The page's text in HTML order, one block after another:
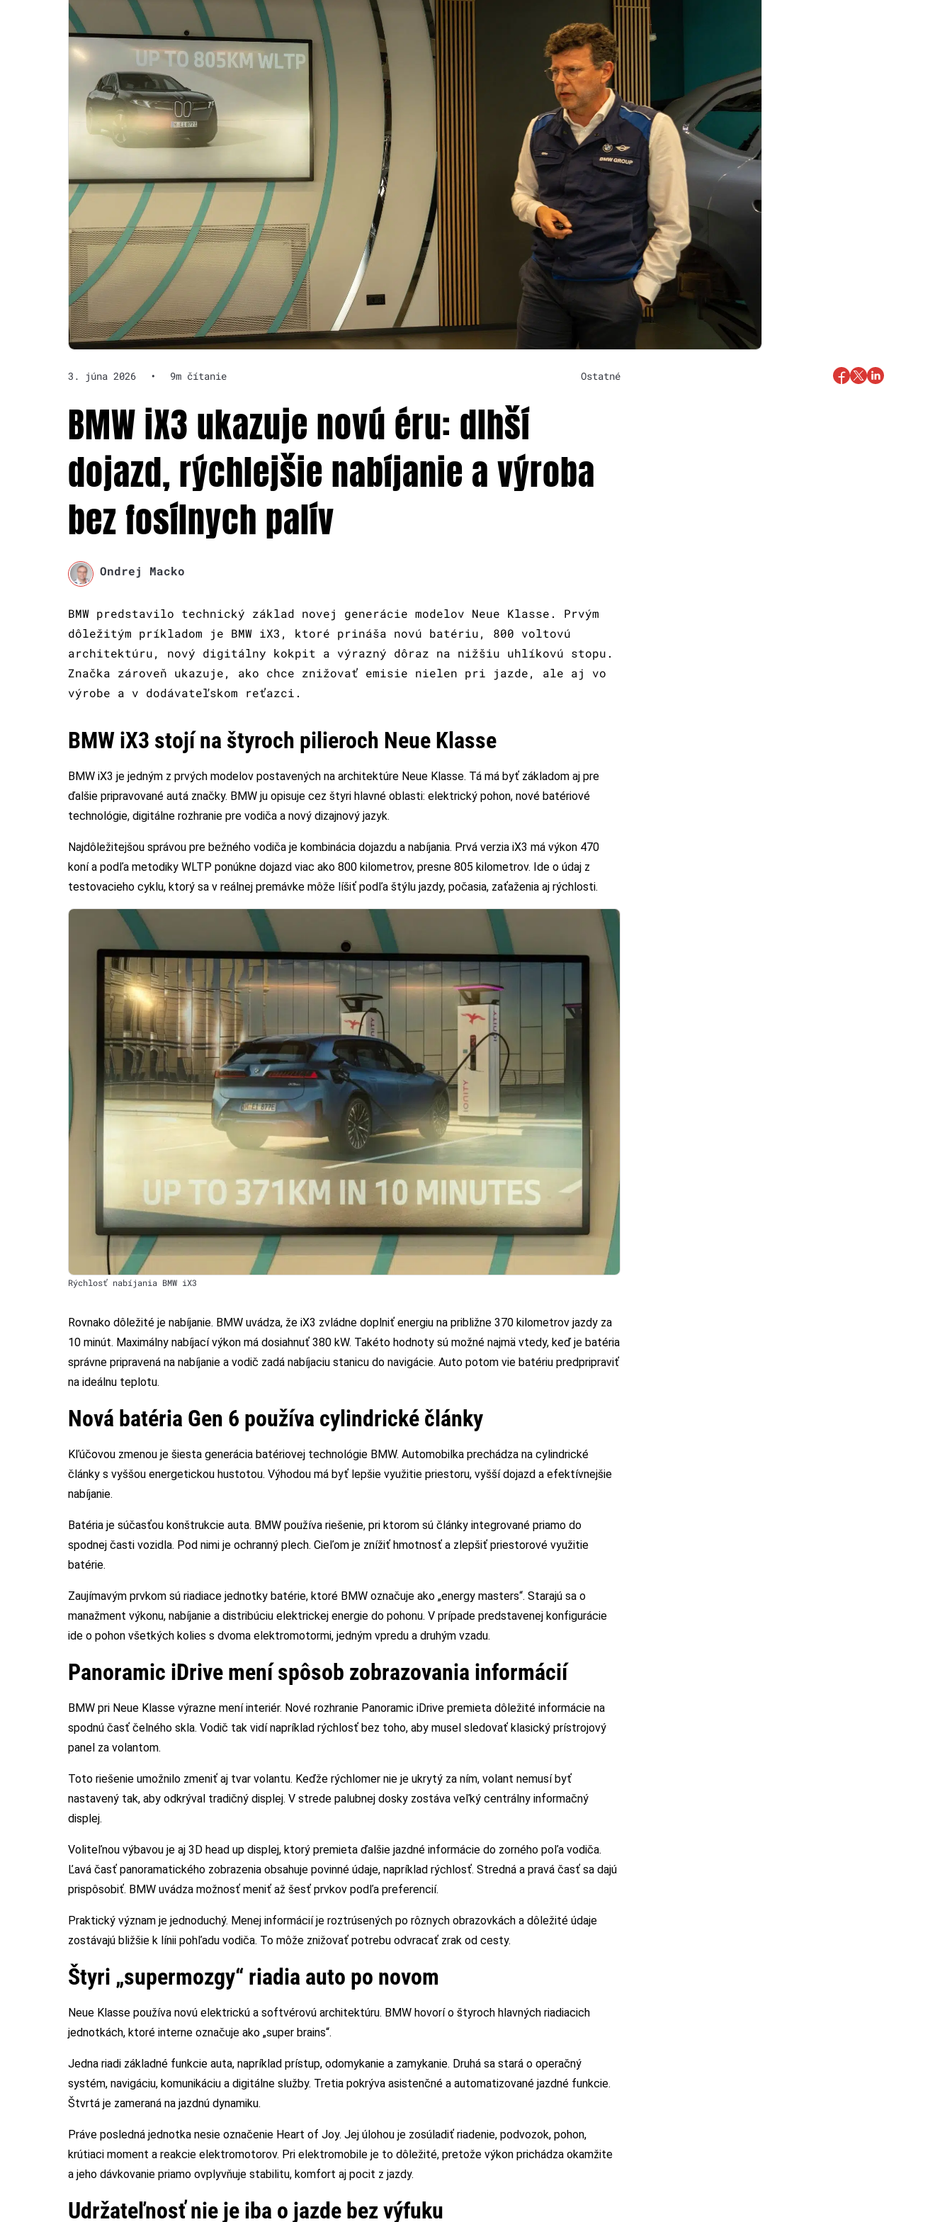
3. júna 2026 • 9m čítanie Ostatné
BMW iX3 ukazuje novú éru: dlhší
dojazd, rýchlejšie nabíjanie a výroba
bez fosílnych palív
Ondrej Macko
BMW predstavilo technický základ novej generácie modelov Neue Klasse. Prvým
dôležitým príkladom je BMW iX3, ktoré prináša novú batériu, 800 voltovú
architektúru, nový digitálny kokpit a výrazný dôraz na nižšiu uhlíkovú stopu.
Značka zároveň ukazuje, ako chce znižovať emisie nielen pri jazde, ale aj vo
výrobe a v dodávateľskom reťazci.
BMW iX3 stojí na štyroch pilieroch Neue Klasse
BMW iX3 je jedným z prvých modelov postavených na architektúre Neue Klasse. Tá má byť základom aj pre
ďalšie pripravované autá značky. BMW ju opisuje cez štyri hlavné oblasti: elektrický pohon, nové batériové
technológie, digitálne rozhranie pre vodiča a nový dizajnový jazyk.
Najdôležitejšou správou pre bežného vodiča je kombinácia dojazdu a nabíjania. Prvá verzia iX3 má výkon 470
koní a podľa metodiky WLTP ponúkne dojazd viac ako 800 kilometrov, presne 805 kilometrov. Ide o údaj z
testovacieho cyklu, ktorý sa v reálnej premávke môže líšiť podľa štýlu jazdy, počasia, zaťaženia aj rýchlosti.
Rýchlosť nabíjania BMW iX3
Rovnako dôležité je nabíjanie. BMW uvádza, že iX3 zvládne doplniť energiu na približne 370 kilometrov jazdy za
10 minút. Maximálny nabíjací výkon má dosiahnuť 380 kW. Takéto hodnoty sú možné najmä vtedy, keď je batéria
správne pripravená na nabíjanie a vodič zadá nabíjaciu stanicu do navigácie. Auto potom vie batériu predpripraviť
na ideálnu teplotu.
Nová batéria Gen 6 používa cylindrické články
Kľúčovou zmenou je šiesta generácia batériovej technológie BMW. Automobilka prechádza na cylindrické
články s vyššou energetickou hustotou. Výhodou má byť lepšie využitie priestoru, vyšší dojazd a efektívnejšie
nabíjanie.
Batéria je súčasťou konštrukcie auta. BMW používa riešenie, pri ktorom sú články integrované priamo do
spodnej časti vozidla. Pod nimi je ochranný plech. Cieľom je znížiť hmotnosť a zlepšiť priestorové využitie
batérie.
Zaujímavým prvkom sú riadiace jednotky batérie, ktoré BMW označuje ako „energy masters“. Starajú sa o
manažment výkonu, nabíjanie a distribúciu elektrickej energie do pohonu. V prípade predstavenej konfigurácie
ide o pohon všetkých kolies s dvoma elektromotormi, jedným vpredu a druhým vzadu.
Panoramic iDrive mení spôsob zobrazovania informácií
BMW pri Neue Klasse výrazne mení interiér. Nové rozhranie Panoramic iDrive premieta dôležité informácie na
spodnú časť čelného skla. Vodič tak vidí napríklad rýchlosť bez toho, aby musel sledovať klasický prístrojový
panel za volantom.
Toto riešenie umožnilo zmeniť aj tvar volantu. Keďže rýchlomer nie je ukrytý za ním, volant nemusí byť
nastavený tak, aby odkrýval tradičný displej. V strede palubnej dosky zostáva veľký centrálny informačný
displej.
Voliteľnou výbavou je aj 3D head up displej, ktorý premieta ďalšie jazdné informácie do zorného poľa vodiča.
Ľavá časť panoramatického zobrazenia obsahuje povinné údaje, napríklad rýchlosť. Stredná a pravá časť sa dajú
prispôsobiť. BMW uvádza možnosť meniť až šesť prvkov podľa preferencií.
Praktický význam je jednoduchý. Menej informácií je roztrúsených po rôznych obrazovkách a dôležité údaje
zostávajú bližšie k línii pohľadu vodiča. To môže znižovať potrebu odvracať zrak od cesty.
Štyri „supermozgy“ riadia auto po novom
Neue Klasse používa novú elektrickú a softvérovú architektúru. BMW hovorí o štyroch hlavných riadiacich
jednotkách, ktoré interne označuje ako „super brains“.
Jedna riadi základné funkcie auta, napríklad prístup, odomykanie a zamykanie. Druhá sa stará o operačný
systém, navigáciu, komunikáciu a digitálne služby. Tretia pokrýva asistenčné a automatizované jazdné funkcie.
Štvrtá je zameraná na jazdnú dynamiku.
Práve posledná jednotka nesie označenie Heart of Joy. Jej úlohou je zosúladiť riadenie, podvozok, pohon,
krútiaci moment a reakcie elektromotorov. Pri elektromobile je to dôležité, pretože výkon prichádza okamžite
a jeho dávkovanie priamo ovplyvňuje stabilitu, komfort aj pocit z jazdy.
Udržateľnosť nie je iba o jazde bez výfuku